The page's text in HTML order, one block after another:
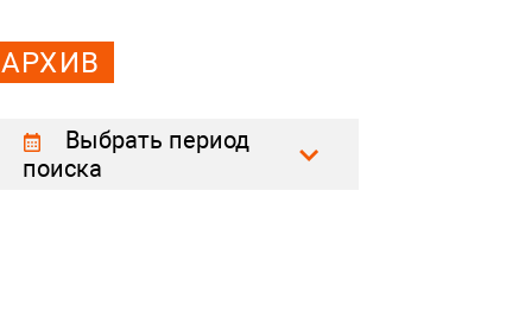
АРХИВ
Выбрать период
поиска